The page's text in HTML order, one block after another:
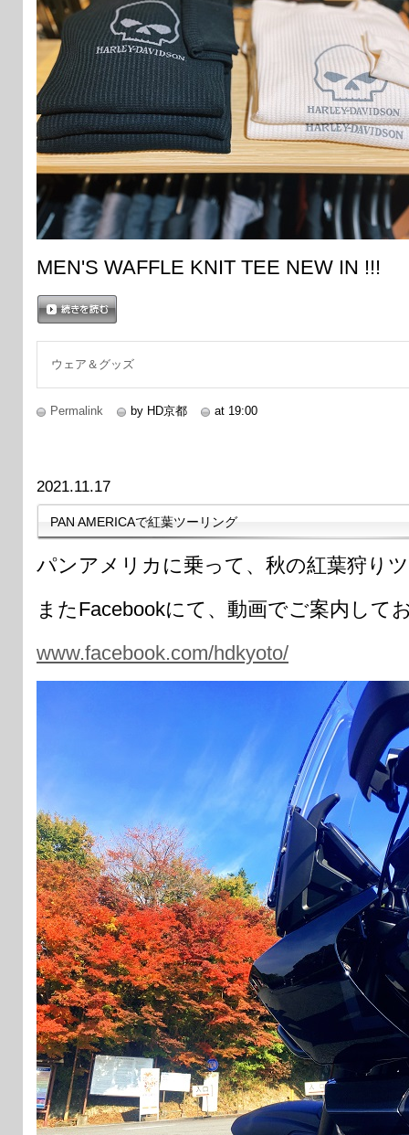
MEN'S WAFFLE KNIT TEE NEW IN !!!
ウェア＆グッズ
Permalink by HD京都 at 19:00
2021.11.17
PAN AMERICAで紅葉ツーリング
パンアメリカに乗って、秋の紅葉狩り
またFacebookにて、動画でご案内して
www.facebook.com/hdkyoto/